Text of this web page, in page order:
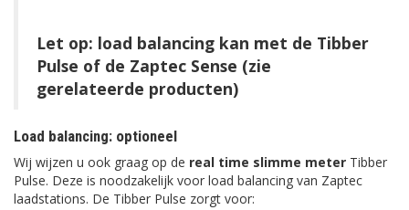
Let op: load balancing kan met de Tibber
Pulse of de Zaptec Sense (zie
gerelateerde producten)
Load balancing: optioneel
Wij wijzen u ook graag op de real time slimme meter Tibber
Pulse. Deze is noodzakelijk voor load balancing van Zaptec
laadstations. De Tibber Pulse zorgt voor: